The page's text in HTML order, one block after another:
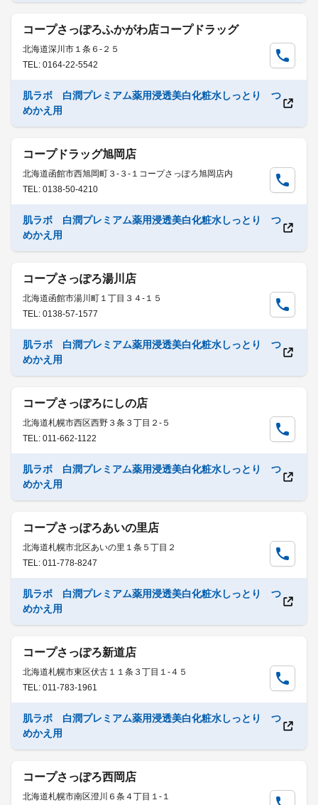
コープさっぽろふかがわ店コープドラッグ
北海道深川市１条６-２５
TEL: 0164-22-5542
肌ラボ 白潤プレミアム薬用浸透美白化粧水しっとり つ
めかえ用
コープドラッグ旭岡店
北海道函館市西旭岡町３-３-１コープさっぽろ旭岡店内
TEL: 0138-50-4210
肌ラボ 白潤プレミアム薬用浸透美白化粧水しっとり つ
めかえ用
コープさっぽろ湯川店
北海道函館市湯川町１丁目３４-１５
TEL: 0138-57-1577
肌ラボ 白潤プレミアム薬用浸透美白化粧水しっとり つ
めかえ用
コープさっぽろにしの店
北海道札幌市西区西野３条３丁目２-５
TEL: 011-662-1122
肌ラボ 白潤プレミアム薬用浸透美白化粧水しっとり つ
めかえ用
コープさっぽろあいの里店
北海道札幌市北区あいの里１条５丁目２
TEL: 011-778-8247
肌ラボ 白潤プレミアム薬用浸透美白化粧水しっとり つ
めかえ用
コープさっぽろ新道店
北海道札幌市東区伏古１１条３丁目１-４５
TEL: 011-783-1961
肌ラボ 白潤プレミアム薬用浸透美白化粧水しっとり つ
めかえ用
コープさっぽろ西岡店
北海道札幌市南区澄川６条４丁目１-１